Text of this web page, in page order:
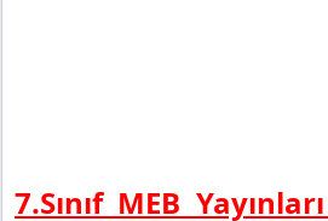
7.Sınıf MEB